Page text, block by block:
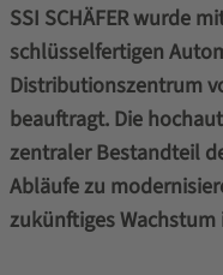
SSI SCHÄFER wurde
schlüsselfertigen
Distributionszentrum
beauftragt. Die
zentraler Bestandteil
Abläufe zu
zukünftiges